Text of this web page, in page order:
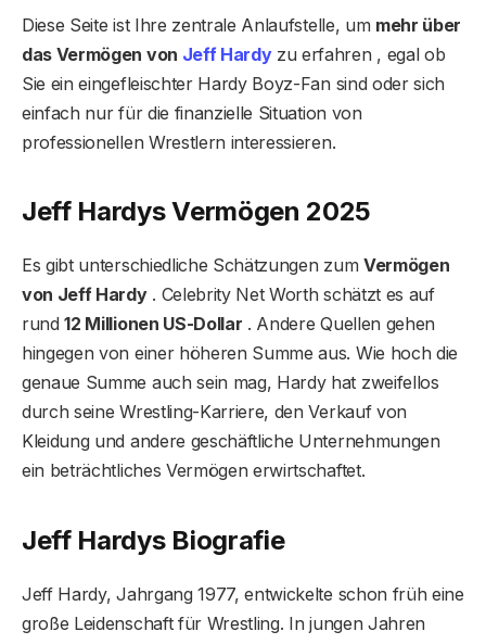
Diese Seite ist Ihre zentrale Anlaufstelle, um mehr über
das Vermögen von Jeff Hardyzu erfahren , egal ob
Sie ein eingefleischter Hardy Boyz-Fan sind oder sich
einfach nur für die finanzielle Situation von
professionellen Wrestlern interessieren.
Jeff Hardys Vermögen 2025
Es gibt unterschiedliche Schätzungen zum Vermögen
von Jeff Hardy. Celebrity Net Worth schätzt es auf
rund12 Millionen US-Dollar . Andere Quellen gehen
hingegen von einer höheren Summe aus. Wie hoch die
genaue Summe auch sein mag, Hardy hat zweifellos
durch seine Wrestling-Karriere, den Verkauf von
Kleidung und andere geschäftliche Unternehmungen
ein beträchtliches Vermögen erwirtschaftet.
Jeff Hardys Biografie
Jeff Hardy, Jahrgang 1977, entwickelte schon früh eine
große Leidenschaft für Wrestling. In jungen Jahren